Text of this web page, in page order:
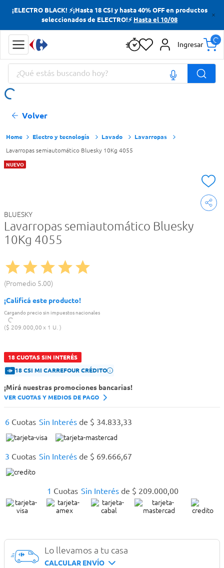
¡ELECTRO BLACK! ⚡¡Hasta 18 CSI y hasta 40% OFF en productos
seleccionados de ELECTRO!⚡ Hasta el 10/08
Ingresar
¿Qué estás buscando hoy?
Volver
Electro y tecnología Lavado Lavarropas
Lavarropas semiautomático Bluesky 10Kg 4055
NUEVO
BLUESKY
Lavarropas semiautomático Bluesky
10Kg 4055
Promedio 5.00
¡Calificá este producto!
Cargando precio sin impuestos nacionales
$ 209.000,00 1 U.
18 CUOTAS SIN INTERÉS
18 CSI MI CARREFOUR CRÉDITO
¡Mirá nuestras promociones bancarias!
VER CUOTAS Y MEDIOS DE PAGO
1 Cuotas Sin Interésde $ 209.000,00
3 Cuotas Sin Interés de $ 69.666,67
6 Cuotas Sin Interés de $ 34.833,33
Lo llevamos a tu casa
CALCULAR ENVÍO
Términos más buscados
Yerba
Cerveza
Doves
Papas Fritas
Términos más buscados
Yerba
Cerveza
Doves
Papas Fritas